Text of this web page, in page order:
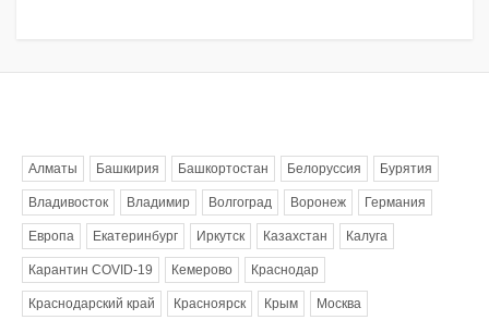
Алматы Башкирия Башкортостан Белоруссия Бурятия
Владивосток Владимир Волгоград Воронеж Германия
Европа Екатеринбург Иркутск Казахстан Калуга
Карантин COVID-19 Кемерово Краснодар
Краснодарский край Красноярск Крым Москва